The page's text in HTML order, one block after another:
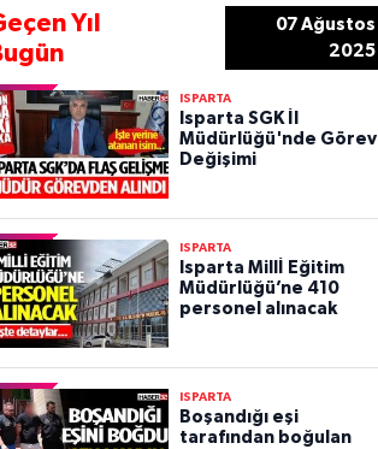
Yıl
07 Ağustos
2025
ISPARTA
Isparta SGK İl
Müdürlüğü'nde Görev
Değişimi
ISPARTA
Isparta Millİ Eğitim
Müdürlüğü’ne 410
personel alınacak
ISPARTA
Boşandığı eşi
tarafından boğulan